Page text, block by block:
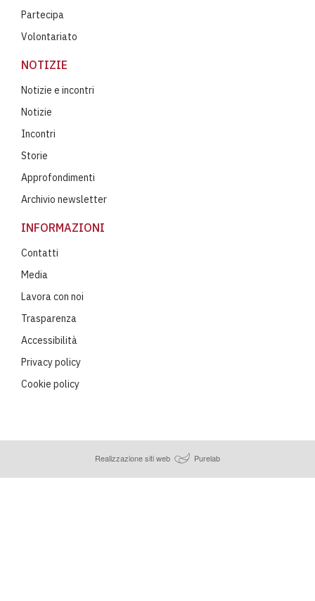
Partecipa
Volontariato
NOTIZIE
Notizie e incontri
Notizie
Incontri
Storie
Approfondimenti
Archivio newsletter
INFORMAZIONI
Contatti
Media
Lavora con noi
Trasparenza
Accessibilità
Privacy policy
Cookie policy
Realizzazione siti web Purelab